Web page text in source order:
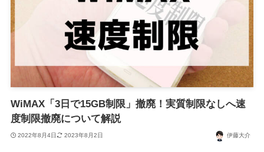
WiMAX「3日で15GB制限」撤廃！実質制限なしへ速
度制限撤廃について解説
2022年8月4日 2023年8月2日 伊藤大介